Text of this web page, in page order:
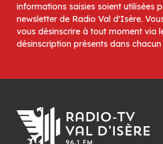
informations saisies soient utilisées
newsletter de Radio Val d'Isère.
vous désinscrire à tout moment via
désinscription présents dans chacun